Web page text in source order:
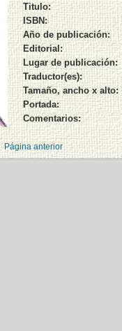
Titulo:
ISBN:
Año de publicación:
Editorial:
Lugar de publicación:
Traductor(es):
Tamaño, ancho x alto:
Portada:
Comentarios:
Página anterior